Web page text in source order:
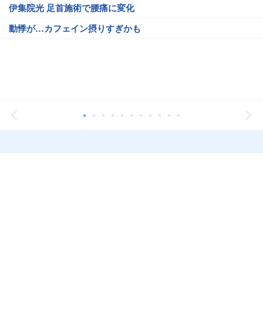
伊集院光 足首施術で腰痛に変化
動悸が…カフェイン摂りすぎかも